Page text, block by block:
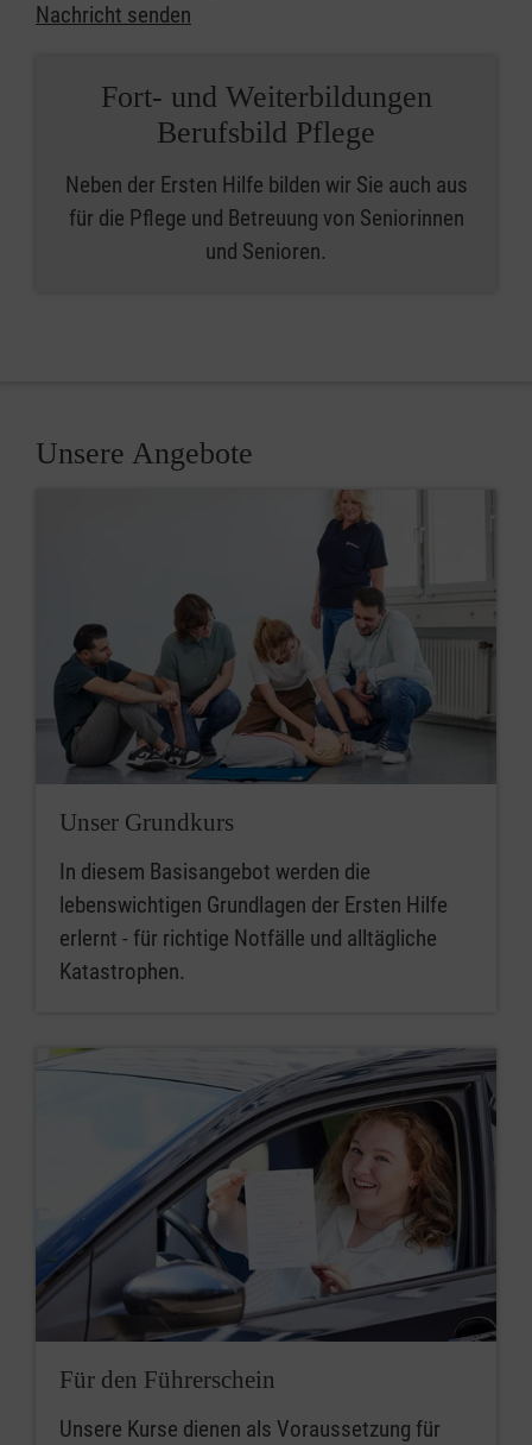
Nachricht senden
Fort- und Weiterbildungen
Berufsbild Pflege
Neben der Ersten Hilfe bilden wir Sie auch aus
für die Pflege und Betreuung von Seniorinnen
und Senioren.
Unsere Angebote
Unser Grundkurs
In diesem Basisangebot werden die
lebenswichtigen Grundlagen der Ersten Hilfe
erlernt - für richtige Notfälle und alltägliche
Katastrophen.
Für den Führerschein
Unsere Kurse dienen als Voraussetzung für